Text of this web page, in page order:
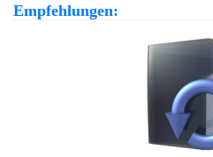
Empfehlungen: